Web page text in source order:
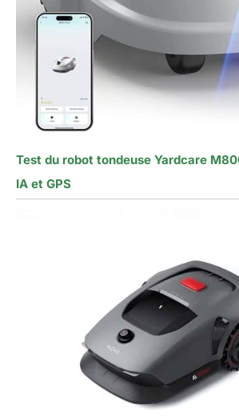
Test du robot tondeuse Yardcare
IA et GPS